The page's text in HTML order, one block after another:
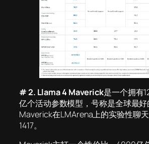
# 2. Llama 4 Maverick是一个拥有
亿个活动参数模型，号称是全球最好
Maverick在LMArena上的实验性聊
1417。